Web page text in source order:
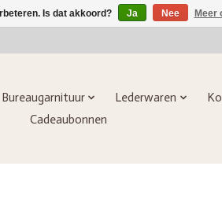
Bureaugarnituur Lederwaren
Cadeaubonnen
Is dat akkoord? Ja Nee Meer